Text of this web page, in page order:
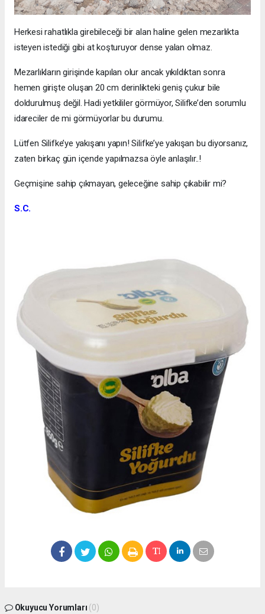
Herkesi rahatlıkla girebileceği bir alan haline gelen mezarlıkta
isteyen istediği gibi at koşturuyor dense yalan olmaz.
Mezarlıkların girişinde kapılan olur ancak yıkıldıktan sonra
hemen girişte oluşan 20 cm derinlikteki geniş çukur bile
doldurulmuş değil. Hadi yetkililer görmüyor, Silifke’den sorumlu
idareciler de mi görmüyorlar bu durumu.
Lütfen Silifke’ye yakışanı yapın! Silifke’ye yakışan bu diyorsanız,
zaten birkaç gün içende yapılmazsa öyle anlaşılır..!
Geçmişine sahip çıkmayan, geleceğine sahip çıkabilir mi?
S.C.
Okuyucu Yorumları (0)